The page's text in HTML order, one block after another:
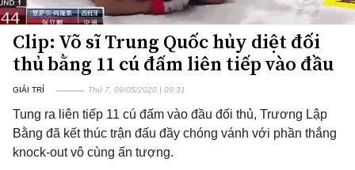
Clip: Võ sĩ Trung Quốc hủy diệt đối
thủ bằng 11 cú đấm liên tiếp vào đầu
GIẢI TRÍ Thứ 7, 09/05/2020 | 09:31
Tung ra liên tiếp 11 cú đấm vào đầu đối thủ, Trương Lập
Bằng đã kết thúc trận đấu đầy chóng vánh với phần thắng
knock-out vô cùng ấn tượng.